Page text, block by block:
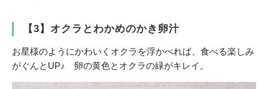
【3】オクラとわかめのかき卵汁
お星様のようにかわいくオクラを浮かべれば、食べる楽しみ
がぐんとUP♪ 卵の黄色とオクラの緑がキレイ。